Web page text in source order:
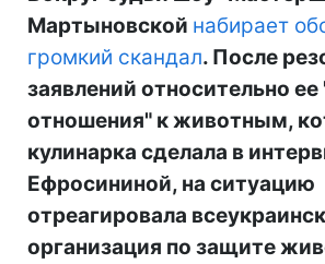
Мартыновской набирает
громкий скандал. После
заявлений относительно ее
отношения" к животным,
кулинарка сделала в
Ефросининой, на ситуацию
отреагировала
организация по защите